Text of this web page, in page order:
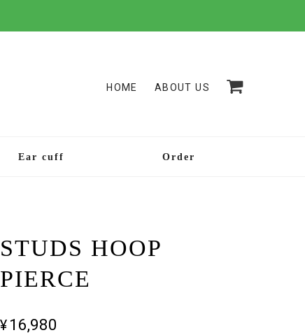
HOME ABOUT US
Ear cuff Order
STUDS HOOP
PIERCE
¥16,980